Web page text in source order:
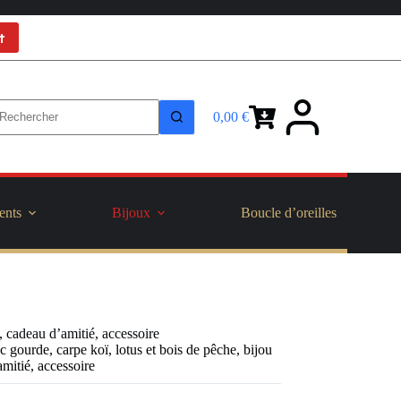
Panier
0,00 €
Bijoux Boucle d’oreilles
d’amitié, accessoire
gourde, carpe koï, lotus et bois de pêche, bijou
accessoire